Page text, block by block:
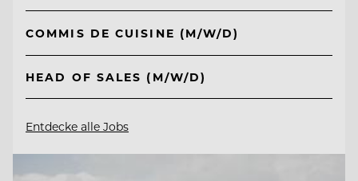
COMMIS DE CUISINE (M/W/D)
HEAD OF SALES (M/W/D)
Entdecke alle Jobs